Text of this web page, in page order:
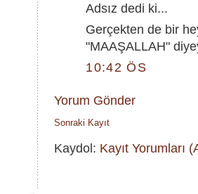
Adsız dedi ki...
Gerçekten de bir
"MAAŞALLAH"
10:42 ÖS
Yorum Gönder
Sonraki Kayıt
Kaydol: Kayıt Yorumları